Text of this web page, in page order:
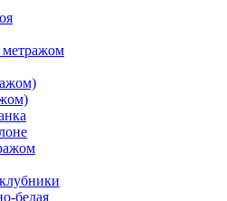
белая